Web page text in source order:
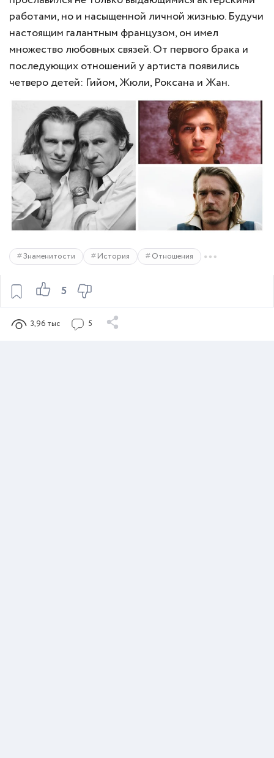
5
работами, но и насыщенной личной жизнью. Будучи
настоящим галантным французом, он имел
множество любовных связей. От первого брака и
последующих отношений у артиста появились
четверо детей: Гийом, Жюли, Роксана и Жан.
Знаменитости История Отношения
3,96 тыс 5